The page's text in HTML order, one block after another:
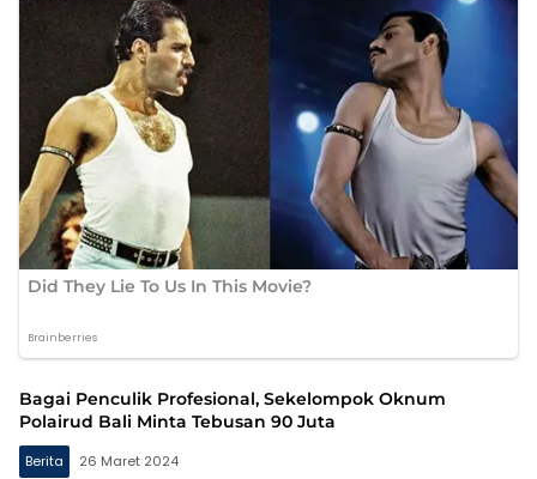
Bagai Penculik Profesional, Sekelompok Oknum
Polairud Bali Minta Tebusan 90 Juta
Berita 26 Maret 2024